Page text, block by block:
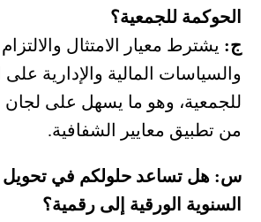
الحوكمة للجمعية؟
ج: يشترط معيار الامتثال
والسياسات المالية والإدارية
للجمعية، وهو ما يسهل على لجان
من تطبيق معايير الشفافية.
س: هل تساعد حلولكم في تحويل
السنوية الورقية إلى رقمية؟